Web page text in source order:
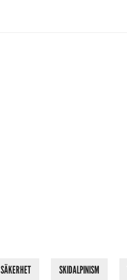
SÄKERHET SKIDALPINISM